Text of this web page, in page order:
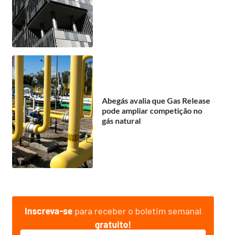
Abegás avalia que Gas Release
pode ampliar competição no
gás natural
Inscreva-se para receber o boletim semanal
gratuito!